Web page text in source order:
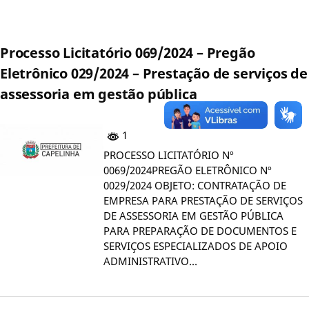
Processo Licitatório 069/2024 – Pregão
Eletrônico 029/2024 – Prestação de serviços de
assessoria em gestão pública
1
PROCESSO LICITATÓRIO Nº
0069/2024PREGÃO ELETRÔNICO Nº
0029/2024 OBJETO: CONTRATAÇÃO DE
EMPRESA PARA PRESTAÇÃO DE SERVIÇOS
DE ASSESSORIA EM GESTÃO PÚBLICA
PARA PREPARAÇÃO DE DOCUMENTOS E
SERVIÇOS ESPECIALIZADOS DE APOIO
ADMINISTRATIVO…